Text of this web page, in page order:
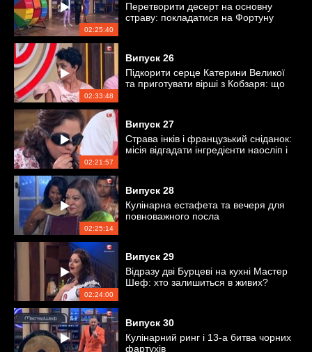
02:25:40
Перетворити десерт на основну
страву: покладатися на Фортуну
02:33:48
Випуск 26
Підкорити серце Катерини Великої
та приготувати вірші з Кобзаря: що
02:21:57
Випуск 27
Страва інків і французький сніданок:
місія відгадати інгредієнти наосліп і
02:25:14
Випуск 28
Кулінарна естафета та вечеря для
повноважного посла
02:24:00
Випуск 29
Відразу дві Бурцеві на кухні Мастер
Шеф: хто залишиться в живих?
Випуск 30
Кулінарний ринг і 13-а битва чорних
фартухів